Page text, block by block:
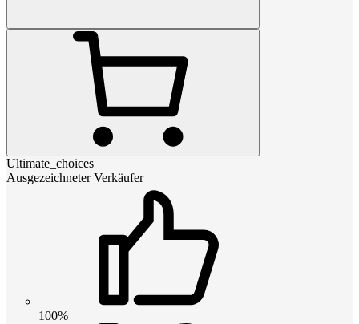
Ultimate_choices
Ausgezeichneter Verkäufer
100%